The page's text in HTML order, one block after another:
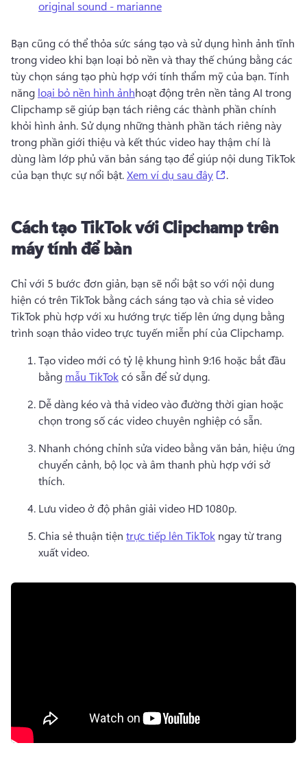
original sound - marianne
Bạn cũng có thể thỏa sức sáng tạo và sử dụng hình ảnh tĩnh
trong video khi bạn loại bỏ nền và thay thế chúng bằng các
tùy chọn sáng tạo phù hợp với tính thẩm mỹ của bạn. Tính
năng loại bỏ nền hình ảnhhoạt động trên nền tảng AI trong
Clipchamp sẽ giúp bạn tách riêng các thành phần chính
khỏi hình ảnh. Sử dụng những thành phần tách riêng này
trong phần giới thiệu và kết thúc video hay thậm chí là
dùng làm lớp phủ văn bản sáng tạo để giúp nội dung TikTok
của bạn thực sự nổi bật. Xem ví dụ sau đây .
Cách tạo TikTok với Clipchamp trên
máy tính để bàn
Chỉ với 5 bước đơn giản, bạn sẽ nổi bật so với nội dung
hiện có trên TikTok bằng cách sáng tạo và chia sẻ video
TikTok phù hợp với xu hướng trực tiếp lên ứng dụng bằng
trình soạn thảo video trực tuyến miễn phí của Clipchamp.
Tạo video mới có tỷ lệ khung hình 9:16 hoặc bắt đầu
bằng mẫu TikTok có sẵn để sử dụng.
Dễ dàng kéo và thả video vào đường thời gian hoặc
chọn trong số các video chuyên nghiệp có sẵn.
Nhanh chóng chỉnh sửa video bằng văn bản, hiệu ứng
chuyển cảnh, bộ lọc và âm thanh phù hợp với sở
thích.
Lưu video ở độ phân giải video HD 1080p.
Chia sẻ thuận tiện trực tiếp lên TikTok ngay từ trang
xuất video.